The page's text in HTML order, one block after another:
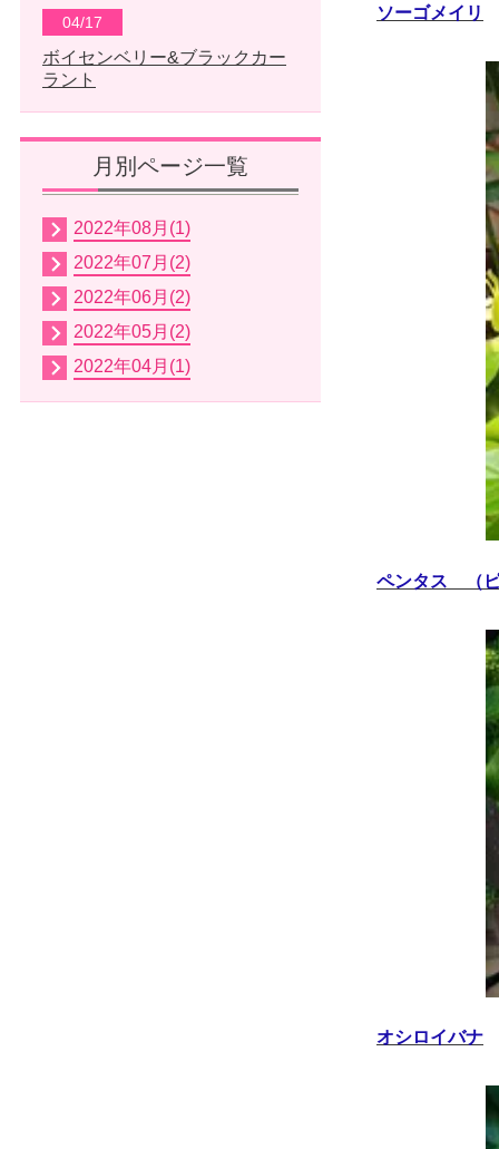
ソーゴメイリ
ペンタス （
オシロイバナ
04/17
ボイセンベリー&ブラックカー
ラント
月別ページ一覧
2022年08月(1)
2022年07月(2)
2022年06月(2)
2022年05月(2)
2022年04月(1)